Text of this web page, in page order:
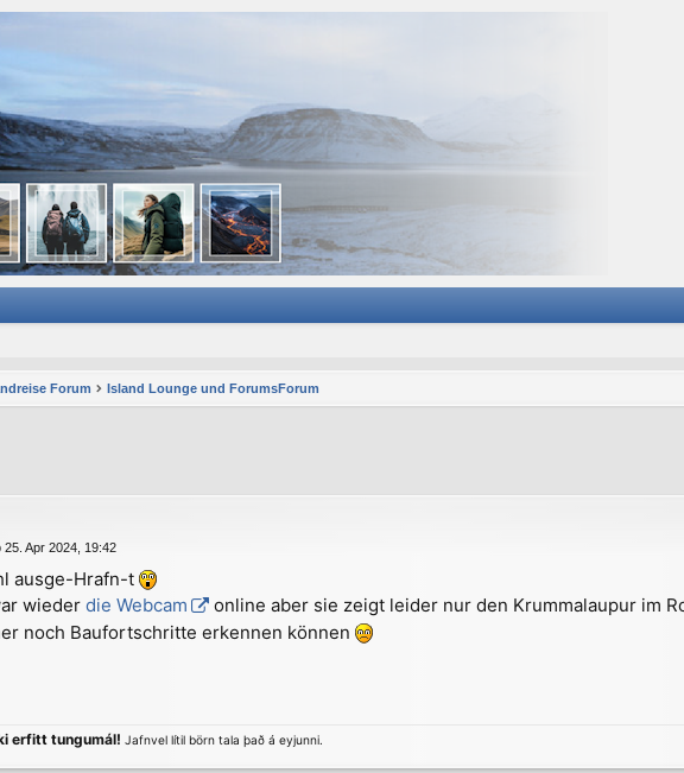
Forum Island Lounge und ForumsForum
25. Apr 2024, 19:42
ausge-Hrafn-t
wieder die Webcam
online aber sie zeigt leider nur den Krummalaupur im
noch Baufortschritte erkennen können
erfitt tungumál! Jafnvel lítil börn tala það á eyjunni.